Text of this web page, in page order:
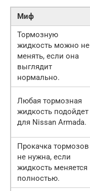
Миф
Тормозную
жидкость можно не
менять, если она
выглядит
нормально.
Любая тормозная
жидкость подойдет
для Nissan Armada.
Прокачка тормозов
не нужна, если
жидкость меняется
полностью.